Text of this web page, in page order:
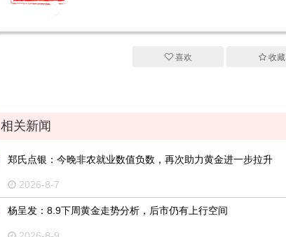
喜欢 收藏
相关新闻
郑氏点银：今晚非农就业数值负数，再次助力黄金进一步拉升
2026-8-7
杨呈发：8.9下周黄金走势分析，后市仍有上行空间